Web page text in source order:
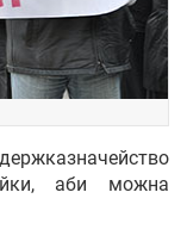
аби можна